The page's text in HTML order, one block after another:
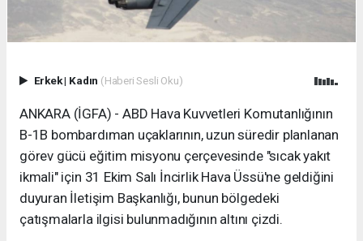
Erkek| Kadın (Haberi Sesli Oku)
ANKARA (İGFA) - ABD Hava Kuvvetleri Komutanlığının
B-1B bombardıman uçaklarının, uzun süredir planlanan
görev gücü eğitim misyonu çerçevesinde "sıcak yakıt
ikmali" için 31 Ekim Salı İncirlik Hava Üssü'ne geldiğini
duyuran İletişim Başkanlığı, bunun bölgedeki
çatışmalarla ilgisi bulunmadığının altını çizdi.